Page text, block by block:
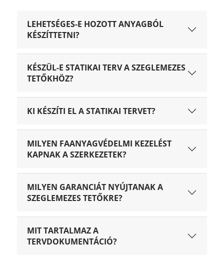
LEHETSÉGES-E HOZOTT ANYAGBÓL
KÉSZÍTTETNI?
KÉSZÜL-E STATIKAI TERV A SZEGLEMEZES
TETŐKHÖZ?
KI KÉSZÍTI EL A STATIKAI TERVET?
MILYEN FAANYAGVÉDELMI KEZELÉST
KAPNAK A SZERKEZETEK?
MILYEN GARANCIÁT NYÚJTANAK A
SZEGLEMEZES TETŐKRE?
MIT TARTALMAZ A
TERVDOKUMENTÁCIÓ?